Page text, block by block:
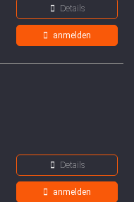
Details
anmelden
Details
anmelden